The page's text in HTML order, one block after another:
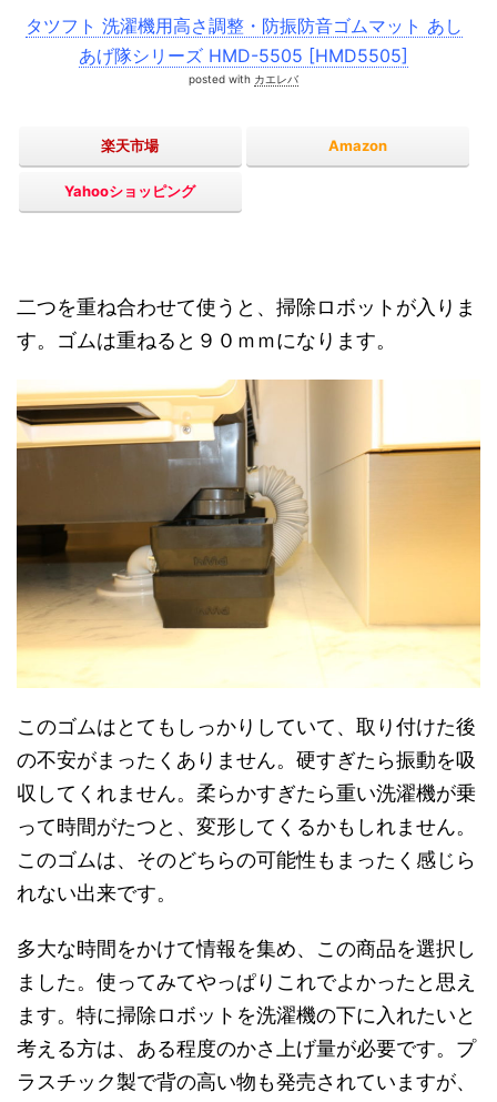
タツフト 洗濯機用高さ調整・防振防音ゴムマット あし
あげ隊シリーズ HMD-5505 [HMD5505]
posted with カエレバ
楽天市場 Amazon
Yahooショッピング
二つを重ね合わせて使うと、掃除ロボットが入りま
す。ゴムは重ねると９０ｍｍになります。
このゴムはとてもしっかりしていて、取り付けた後
の不安がまったくありません。硬すぎたら振動を吸
収してくれません。柔らかすぎたら重い洗濯機が乗
って時間がたつと、変形してくるかもしれません。
このゴムは、そのどちらの可能性もまったく感じら
れない出来です。
多大な時間をかけて情報を集め、この商品を選択し
ました。使ってみてやっぱりこれでよかったと思え
ます。特に掃除ロボットを洗濯機の下に入れたいと
考える方は、ある程度のかさ上げ量が必要です。プ
ラスチック製で背の高い物も発売されていますが、